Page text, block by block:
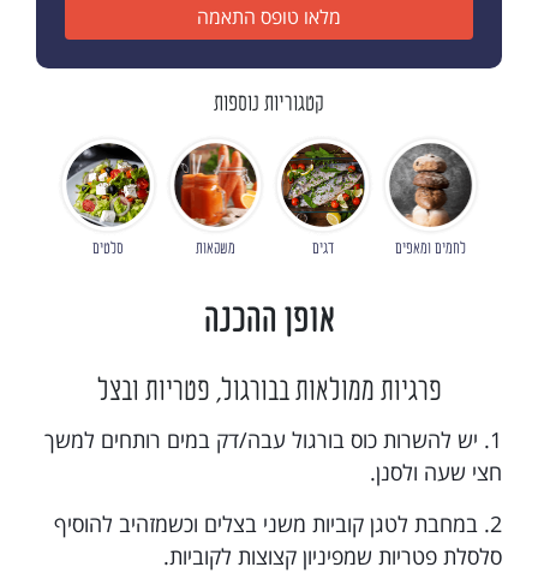
מלאו טופס התאמה
קטגוריות נוספות
לחמים ומאפים דגים משקאות סלטים
אופן ההכנה
פרגיות ממולאות בבורגול, פטריות ובצל
1. יש להשרות כוס בורגול עבה/דק במים רותחים למשך
חצי שעה ולסנן.
2. במחבת לטגן קוביות משני בצלים וכשמזהיב להוסיף
סלסלת פטריות שמפיניון קצוצות לקוביות.